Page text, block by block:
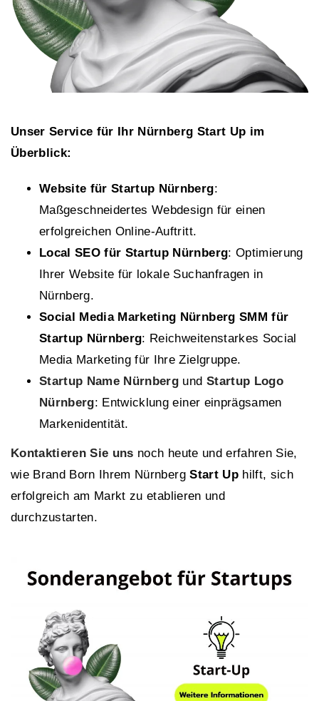
Unser Service für Ihr Nürnberg Start Up im
Überblick:
Website für Startup Nürnberg:
Maßgeschneidertes Webdesign für einen
erfolgreichen Online-Auftritt.
Local SEO für Startup Nürnberg: Optimierung
Ihrer Website für lokale Suchanfragen in
Nürnberg.
Social Media Marketing Nürnberg SMM für
Startup Nürnberg: Reichweitenstarkes Social
Media Marketing für Ihre Zielgruppe.
Startup Name Nürnberg und Startup Logo
Nürnberg: Entwicklung einer einprägsamen
Markenidentität.
Kontaktieren Sie uns noch heute und erfahren Sie,
wie Brand Born Ihrem NürnbergStart Uphilft, sich
erfolgreich am Markt zu etablieren und
durchzustarten.